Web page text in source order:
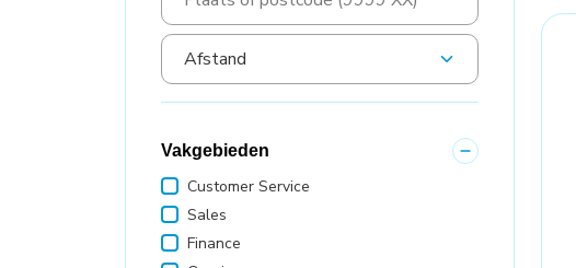
Vakgebieden
Customer Service
Sales
Finance